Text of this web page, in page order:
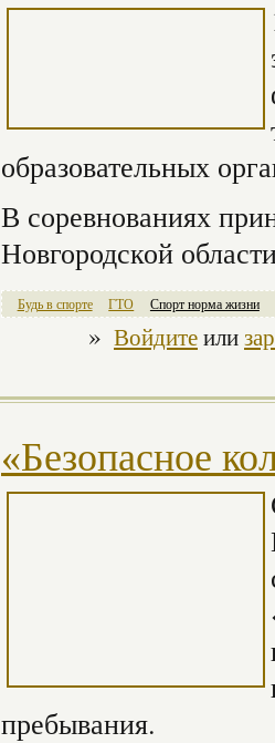
образовательных
В соревнованиях
Новгородской
Будь в спорте ГТО Спорт норма жизни
» Войдитеили
«Безопасное
пребывания.